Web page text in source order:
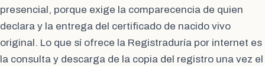
presencial, porque exige la comparecencia de quien
declara y la entrega del certificado de nacido vivo
original. Lo que sí ofrece la Registraduría por internet es
la consulta y descarga de la copia del registro una vez el